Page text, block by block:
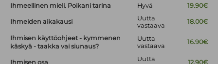
Ihmeellinen mieli. Poikani tarina Hyvä 19.90€
Ihmeiden aikakausi
Uutta
vastaava
18.00€
Ihmisen käyttöohjeet - kymmenen
käskyä - taakka vai siunaus?
Uutta
vastaava
16.90€
Ihmisen osa
Uutta
12.90€